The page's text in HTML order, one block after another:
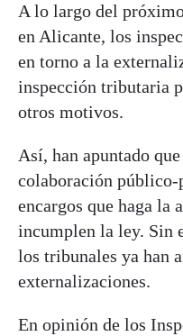
A lo largo del
en Alicante, los
en torno a la
inspección tributaria
otros motivos.
Así, han apuntado
colaboración público-
encargos que haga la
incumplen la ley. Sin
los tribunales ya han
externalizaciones.
En opinión de los